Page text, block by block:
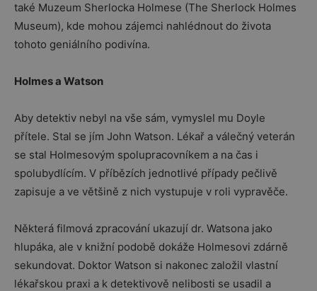
také Muzeum Sherlocka Holmese (The Sherlock Holmes
Museum), kde mohou zájemci nahlédnout do života
tohoto geniálního podivína.
Holmes a Watson
Aby detektiv nebyl na vše sám, vymyslel mu Doyle
přítele. Stal se jím John Watson. Lékař a válečný veterán
se stal Holmesovým spolupracovníkem a na čas i
spolubydlícím. V příbězích jednotlivé případy pečlivě
zapisuje a ve většině z nich vystupuje v roli vypravěče.
Některá filmová zpracování ukazují dr. Watsona jako
hlupáka, ale v knižní podobě dokáže Holmesovi zdárně
sekundovat. Doktor Watson si nakonec založil vlastní
lékařskou praxi a k detektivově nelibosti se usadil a